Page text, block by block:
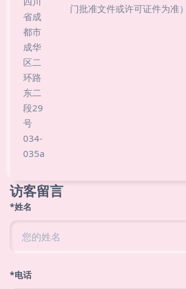
省成
都市
成华
区二
环路
东二
段29
号
034-
035a
门批准文件或许可证件为准）
访客留言
*姓名
*电话